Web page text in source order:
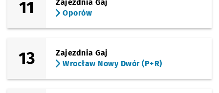
11
Zajezdnia Gaj
Oporów
13
Zajezdnia Gaj
Wrocław Nowy Dwór (P+R)